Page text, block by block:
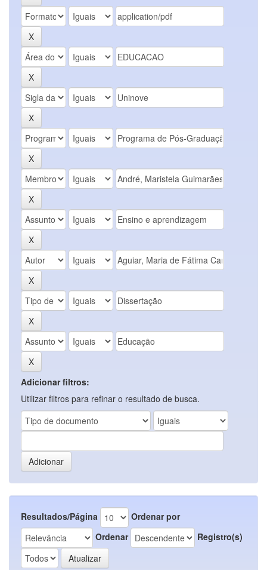
Adicionar filtros:
Utilizar filtros para refinar o resultado de busca.
Resultados/Página
Ordenar por
Ordenar
Registro(s)